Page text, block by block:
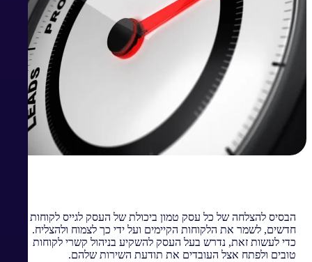
הבסיס להצלחה של כל עסק טמון ביכולת של העסק לגייס לקוחות
חדשים, לשמר את הלקוחות הקיימים ועל ידי כך לצמוח ולהצליח.
כדי לעשות זאת, נדרש בעל העסק להשקיע בניהול קשרי לקוחות
טובים ולפתח אצל העובדים את תודעת השירות שלהם.